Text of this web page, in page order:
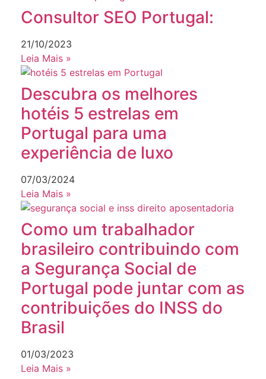
Consultor SEO Portugal:
21/10/2023
Leia Mais »
Descubra os melhores
hotéis 5 estrelas em
Portugal para uma
experiência de luxo
07/03/2024
Leia Mais »
Como um trabalhador
brasileiro contribuindo com
a Segurança Social de
Portugal pode juntar com as
contribuições do INSS do
Brasil
01/03/2023
Leia Mais »